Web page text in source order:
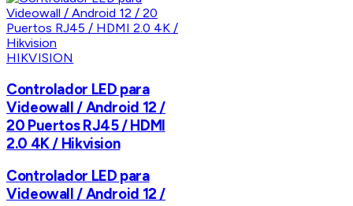
HIKVISION
Controlador LED para
Videowall / Android 12 /
20 Puertos RJ45 / HDMI
2.0 4K / Hikvision
Controlador LED para
Videowall / Android 12 /